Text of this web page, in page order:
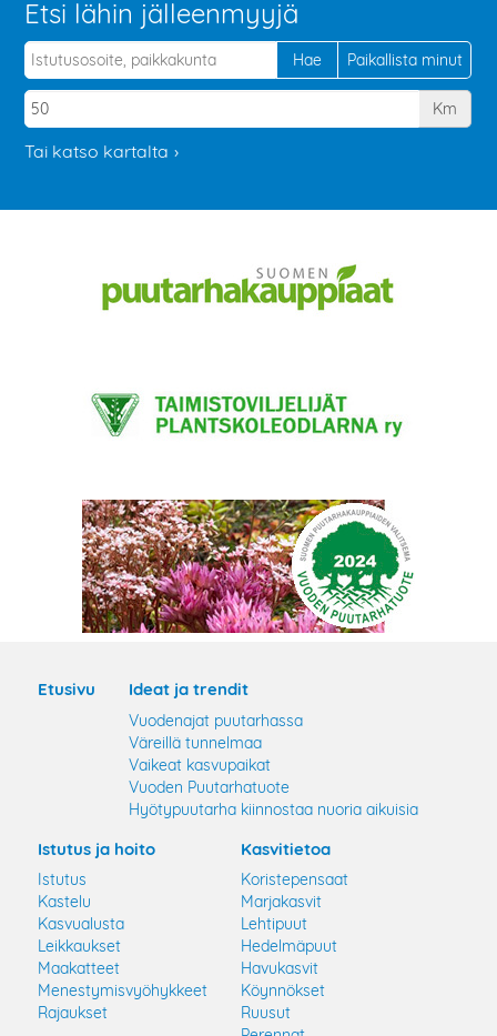
Etsi lähin jälleenmyyjä
Km
Tai katso kartalta
Etusivu Ideat ja trendit
Vuodenajat puutarhassa
Väreillä tunnelmaa
Vaikeat kasvupaikat
Vuoden Puutarhatuote
Hyötypuutarha kiinnostaa nuoria aikuisia
Istutus ja hoito
Istutus
Kastelu
Kasvualusta
Leikkaukset
Maakatteet
Menestymisvyöhykkeet
Rajaukset
Kasvitietoa
Koristepensaat
Marjakasvit
Lehtipuut
Hedelmäpuut
Havukasvit
Köynnökset
Ruusut